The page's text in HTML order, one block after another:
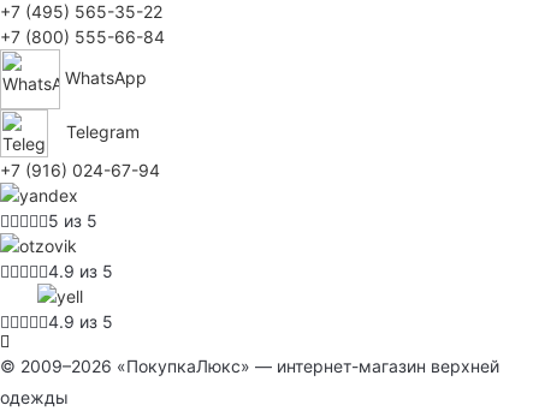
+7 (495) 565-35-22
+7 (800) 555-66-84
WhatsApp
Telegram
+7 (916) 024-67-94
5 из 5
4.9 из 5
4.9 из 5
© 2009–2026 «ПокупкаЛюкс» — интернет-магазин верхней
одежды